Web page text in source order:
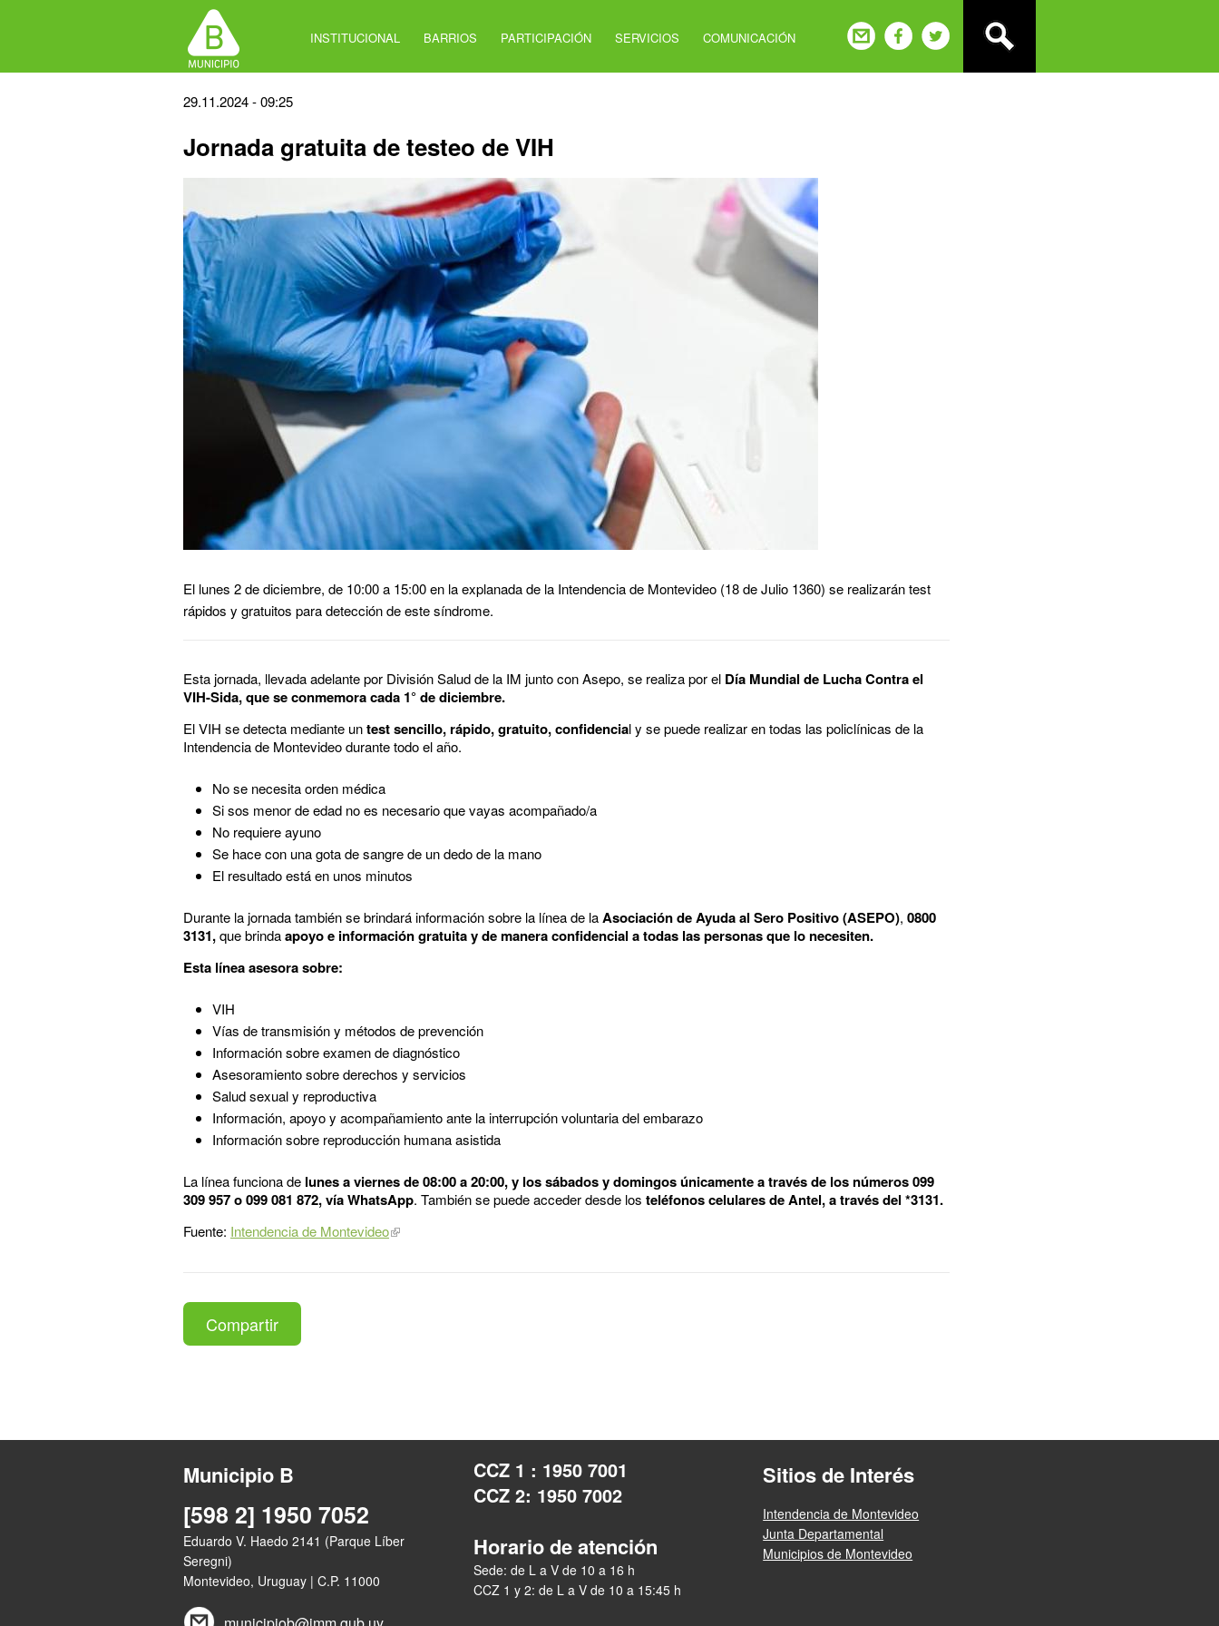
INSTITUCIONAL BARRIOS PARTICIPACIÓN SERVICIOS COMUNICACIÓN
Back
top
29.11.2024 - 09:25
Jornada gratuita de testeo de VIH
El lunes 2 de diciembre, de 10:00 a 15:00 en la explanada de la Intendencia de Montevideo (18 de Julio 1360) se realizarán test
rápidos y gratuitos para detección de este síndrome.
Esta jornada, llevada adelante por División Salud de la IM junto con Asepo, se realiza por el Día Mundial de Lucha Contra el
VIH-Sida, que se conmemora cada 1° de diciembre.
El VIH se detecta mediante untest sencillo, rápido, gratuito, confidencial y se puede realizar en todas las policlínicas de la
Intendencia de Montevideo durante todo el año.
No se necesita orden médica
Si sos menor de edad no es necesario que vayas acompañado/a
No requiere ayuno
Se hace con una gota de sangre de un dedo de la mano
El resultado está en unos minutos
Durante la jornada también se brindará información sobre la línea de laAsociación de Ayuda al Sero Positivo (ASEPO), 0800
3131,que brindaapoyo e información gratuita y de manera confidencial a todas las personas que lo necesiten.
Esta línea asesora sobre:
VIH
Vías de transmisión y métodos de prevención
Información sobre examen de diagnóstico
Asesoramiento sobre derechos y servicios
Salud sexual y reproductiva
Información, apoyo y acompañamiento ante la interrupción voluntaria del embarazo
Información sobre reproducción humana asistida
La línea funciona de lunes a viernes de 08:00 a 20:00, y los sábados y domingos únicamente a través de los números 099
309 957 o 099 081 872, víaWhatsApp. También se puede acceder desde los teléfonos celulares de Antel, a través del *3131.
Fuente: Intendencia de Montevideo
Compartir
Municipio B
[598 2] 1950 7052
Eduardo V. Haedo 2141 (Parque Líber
Seregni)
Montevideo, Uruguay | C.P. 11000
CCZ 1 : 1950 7001
CCZ 2: 1950 7002
Horario de atención
Sede: de L a V de 10 a 16 h
CCZ 1 y 2: de L a V de 10 a 15:45 h
Sitios de Interés
Intendencia de Montevideo
Junta Departamental
Municipios de Montevideo